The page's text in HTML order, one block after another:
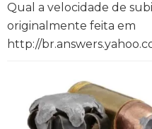
Qual a velocidade de
originalmente feita em
http://